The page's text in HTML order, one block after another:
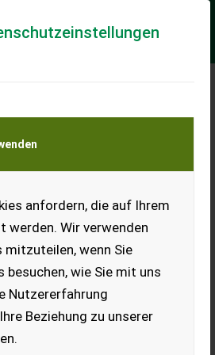
anfordern, die auf Ihrem
werden. Wir verwenden
mitzuteilen, wenn Sie
besuchen, wie Sie mit uns
Nutzererfahrung
Beziehung zu unserer
und Baumaschinen –
Tiertransporte
RB 466 HD Pro
- 25 Messer - Feuchtesensor -
MwSt.